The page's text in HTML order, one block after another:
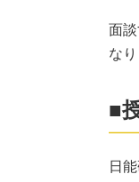
面
なり
■
日